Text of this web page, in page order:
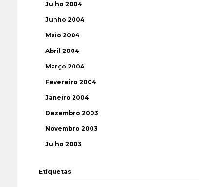
Julho 2004
Junho 2004
Maio 2004
Abril 2004
Março 2004
Fevereiro 2004
Janeiro 2004
Dezembro 2003
Novembro 2003
Julho 2003
Etiquetas